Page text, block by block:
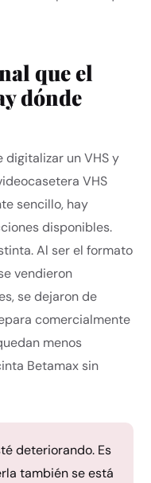
que el
dónde
un VHS y
VHS
sencillo, hay
disponibles.
Al ser el formato
vendieron
se dejaron de
comercialmente
menos
Betamax sin
deteriorando. Es
también se está